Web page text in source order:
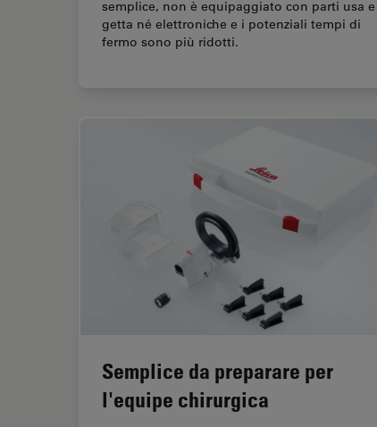
semplice, non è equipaggiato con parti usa e
getta né elettroniche e i potenziali tempi di
fermo sono più ridotti.
Semplice da preparare per
l'equipe chirurgica